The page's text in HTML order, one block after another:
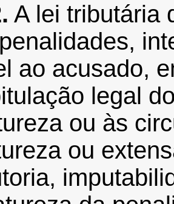
A lei tributária
ao acusado,
legal
ou às
ou